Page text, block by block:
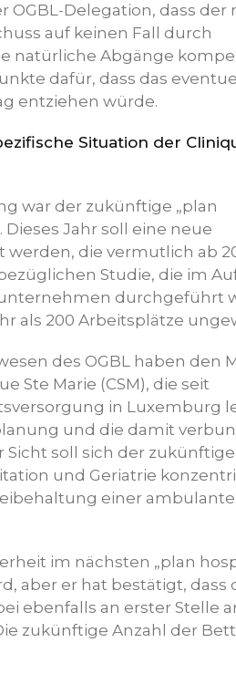
OGBL-Delegation, dass der
auf keinen Fall durch
natürliche Abgänge
dafür, dass das
entziehen würde.
Situation der
war der zukünftige „plan
Jahr soll eine neue
die vermutlich ab
Studie, die im
durchgeführt
als 200 Arbeitsplätze
des OGBL haben den
Ste Marie (CSM), die seit
in Luxemburg
und die damit
soll sich der zukünftige
und Geriatrie
einer
im nächsten „plan
aber er hat bestätigt, dass
ebenfalls an erster Stelle
zukünftige Anzahl der